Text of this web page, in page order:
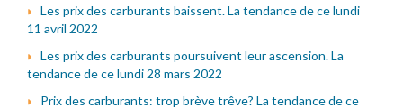
Les prix des carburants baissent. La tendance de ce lundi
11 avril 2022
Les prix des carburants poursuivent leur ascension. La
tendance de ce lundi 28 mars 2022
Prix des carburants: trop brève trêve? La tendance de ce